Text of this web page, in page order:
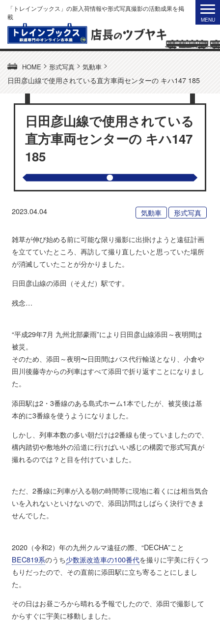
「トレインブックス」の新入荷情報や形式写真撮影の活動成果を掲
載
HOME > 形式写真 > 気動車 >
日田彦山線で使用されている直方車両センターの キハ147 185
日田彦山線で使用されている
直方車両センターの キハ147
185
2023.04.04 気動車 形式写真
雑草が伸び始める前に可能な限り撮影に出掛けようと遠征計画
を立てていたところ、再訪して撮り直したいと思っていた場所
が消滅していたことが分かりました。
日田彦山線の添田（そえだ）駅です。
残念…
“平成29年7月 九州北部豪雨”により日田彦山線添田～夜明間は
被災。
そのため、添田～夜明〜日田間はバス代行輸送となり、小倉や
田川後藤寺からの列車はすべて添田で折り返すことになりまし
た。
添田駅は2・3番線のある島式ホーム1本でしたが、被災後は基
本的に3番線を使うようになりました。
しかし、列車本数の多い朝だけは2番線も使っていましたので、
構内踏切や敷地外の沿道に行けばいい感じの構図で形式写真が
撮れるのでは？と目を付けていました。
ただ、2番線に列車が入る朝の時間帯に現地に着くには相当気合
いを入れないといけないので、添田訪問はしばらく決行できま
せんでした。
2020（令和2）年の九州クルマ遠征の際、“DECHA”こと
BEC819系のうち少数派改造車の100番代を撮りに宇美に行くつ
もりだったので、その直前に添田駅に立ち寄ることにしまし
た。
その日はお昼ごろから晴れる予報でしたので、添田で撮影して
からすぐに宇美に移動しました。